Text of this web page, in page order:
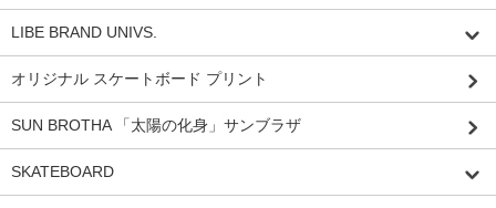
LIBE BRAND UNIVS.
オリジナル スケートボード プリント
SUN BROTHA 「太陽の化身」サンブラザ
SKATEBOARD